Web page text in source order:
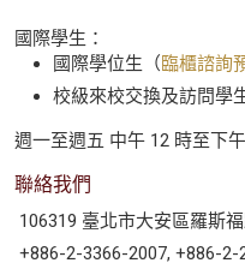
國際學生：
國際學位生（臨櫃諮詢
校級來校交換及訪問學
週一至週五 中午 12 時至下
聯絡我們
106319 臺北市大安區羅斯
+886-2-3366-2007, +886-2-